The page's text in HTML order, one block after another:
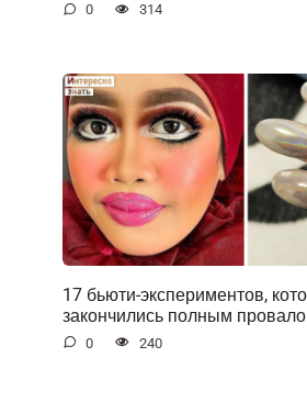
0 314
17 бьюти-экспериментов,
закончились полным
0 240